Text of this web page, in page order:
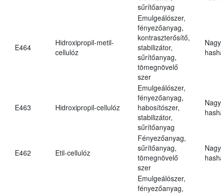
sűrítőanyag
E464
Hidroxipropil-metil-
cellulóz
Emulgeálószer,
fényezőanyag,
kontraszterősítő,
stabilizátor,
sűrítőanyag,
tömegnövelő
szer
E463 Hidroxipropil-cellulóz
Emulgeálószer,
fényezőanyag,
habosítószer,
stabilizátor,
sűrítőanyag
E462 Etil-cellulóz
Fényezőanyag,
sűrítőanyag,
tömegnövelő
szer
Emulgeálószer,
fényezőanyag,